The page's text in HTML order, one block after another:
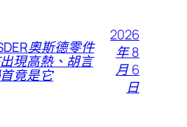
奧斯德零件
現高熱、胡言
竟是它
2026
年 8
月 6
日